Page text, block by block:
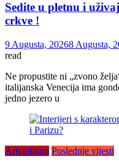
Sedite u pletnu i
crkve !
9 Augusta, 20268 Augusta,
read
Ne propustite ni „zvono
italijanska Venecija ima
jedno jezero u
Arhitektura Poslednje vijesti